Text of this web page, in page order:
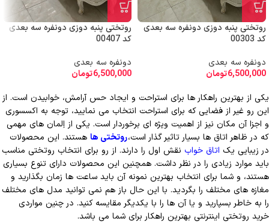
روتختی پنبه دوزی دونفره سه بعدی
کد 00303
دونفره سه بعدی
6,500,000تومان
روتختی پنبه دوزی دونفره سه بعدی
کد 00407
دونفره سه بعدی
6,500,000تومان
یکی از بهترین راهکار ها برای استراحت و ایجاد حس آرامش، خوابیدن است. از
این رو غیر از فضایی که برای استراحت انتخاب می نمایید، توجه به اکسسوری
و اجزا آن مکان نیز از اهمیت ویژه ای برخوردار است. یکی از اِلمان های مهمی
که در ظاهر اتاق ها بسیار تاثیر گذار است،روتختی ها هستند. این محصولات
در زیبایی یک اتاق خواب نقش اول را دارند. از رو برای انتخاب روتختی مناسب
باید موارد زیادی را در نظر داشت. همچنین این محصولات دارای تنوع بسیاری
هستند، و شما برای انتخاب بهترین نمونه آن باید ساعت ها زمان بگذارید و
مغازه های مختلف را بگردید. با این حال باز هم نمی توانید مدل های مختلف
را به خاطر بسپارید و یا آن ها را با یکدیگر مقایسه کنید. در چنین مواردی
خرید روتختی اینترنتی بهترین راهکار برای شما می باشد.